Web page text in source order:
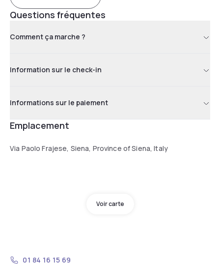
Questions fréquentes
Comment ça marche ?
Information sur le check-in
Informations sur le paiement
Emplacement
Via Paolo Frajese, Siena, Province of Siena, Italy
Voir carte
01 84 16 15 69